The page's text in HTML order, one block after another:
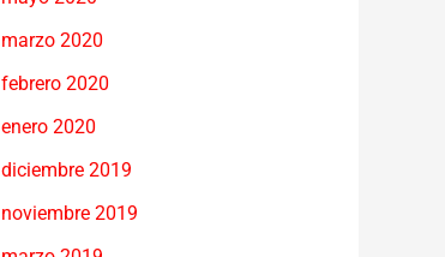
marzo 2020
febrero 2020
enero 2020
diciembre 2019
noviembre 2019